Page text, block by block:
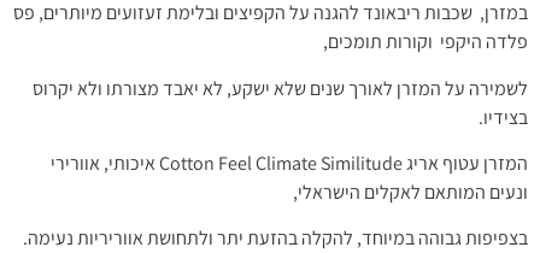
במזרן, שכבות ריבאונד להגנה על הקפיצים ובלימת זעזועים מיותרים, פס
פלדה היקפי וקורות תומכים,
לשמירה על המזרן לאורך שנים שלא ישקע, לא יאבד מצורתו ולא יקרוס
בצידיו.
המזרן עטוף אריגCotton Feel Climate Similitudeאיכותי, אוורירי
ונעים המותאם לאקלים הישראלי,
בצפיפות גבוהה במיוחד, להקלה בהזעת יתר ולתחושת אווריריות נעימה.